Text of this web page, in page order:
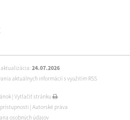
24.07.2026
aktuálnych informácií s využitím RSS
| Vytlačiť stránku
| Autorské práva
osobných údajov